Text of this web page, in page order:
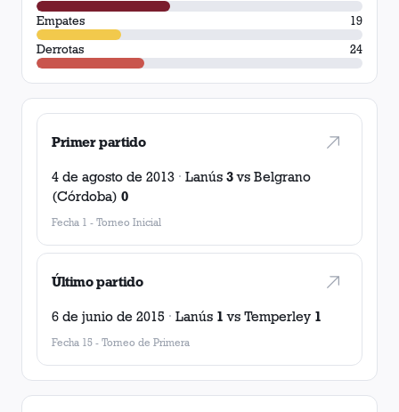
Empates
19
Derrotas
24
Primer partido
4 de agosto de 2013 · Lanús 3vs Belgrano
(Córdoba) 0
Fecha 1 - Torneo Inicial
Último partido
6 de junio de 2015 · Lanús 1 vs Temperley 1
Fecha 15 - Torneo de Primera